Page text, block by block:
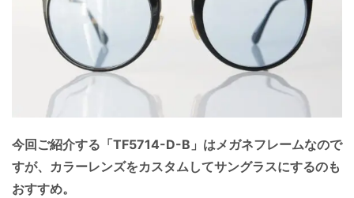
今回ご紹介する「TF5714-D-B」はメガネフレームなので
すが、カラーレンズをカスタムしてサングラスにするのも
おすすめ。